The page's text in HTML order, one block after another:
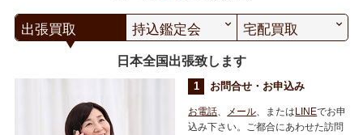
出張買取 持込鑑定会 宅配買取
日本全国出張致します
お問合せ・お申込み
お電話、 メール、またはLINEでお申
込み下さい。ご都合にあわせた訪問